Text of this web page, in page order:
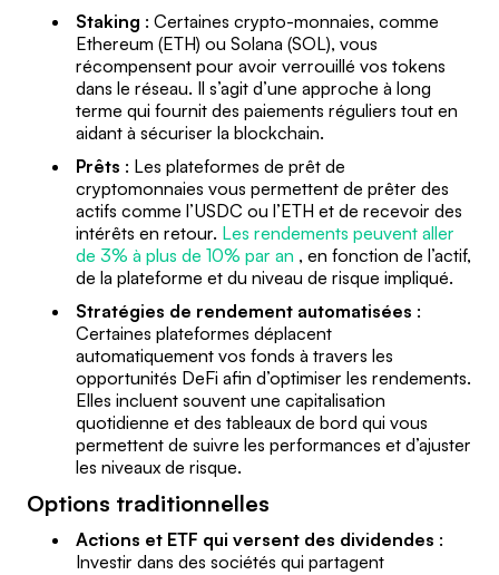
Staking : Certaines crypto-monnaies, comme
Ethereum (ETH) ou Solana (SOL), vous
récompensent pour avoir verrouillé vos tokens
dans le réseau. Il s’agit d’une approche à long
terme qui fournit des paiements réguliers tout en
aidant à sécuriser la blockchain.
Prêts : Les plateformes de prêt de
cryptomonnaies vous permettent de prêter des
actifs comme l’USDC ou l’ETH et de recevoir des
intérêts en retour. Les rendements peuvent aller
de 3% à plus de 10% par an , en fonction de l’actif,
de la plateforme et du niveau de risque impliqué.
Stratégies de rendement automatisées :
Certaines plateformes déplacent
automatiquement vos fonds à travers les
opportunités DeFi afin d’optimiser les rendements.
Elles incluent souvent une capitalisation
quotidienne et des tableaux de bord qui vous
permettent de suivre les performances et d’ajuster
les niveaux de risque.
Options traditionnelles
Actions et ETF qui versent des dividendes :
Investir dans des sociétés qui partagent